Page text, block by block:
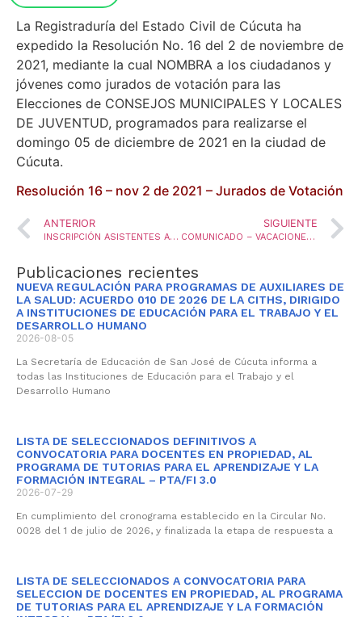
La Registraduría del Estado Civil de Cúcuta ha
expedido la Resolución No. 16 del 2 de noviembre de
2021, mediante la cual NOMBRA a los ciudadanos y
jóvenes como jurados de votación para las
Elecciones de CONSEJOS MUNICIPALES Y LOCALES
DE JUVENTUD, programados para realizarse el
domingo 05 de diciembre de 2021 en la ciudad de
Cúcuta.
Resolución 16 – nov 2 de 2021 – Jurados de Votación
ANTERIOR
INSCRIPCIÓN ASISTENTES AL XIII FORO DE INVESTIGACIÓN PEDAGÓGICA Y EDUCACIÓN RURAL
SIGUIENTE
COMUNICADO – VACACIONES DE SUPERVISORES EN EDUCACIÓN
Publicaciones recientes
NUEVA REGULACIÓN PARA PROGRAMAS DE AUXILIARES DE
LA SALUD: ACUERDO 010 DE 2026 DE LA CITHS, DIRIGIDO
A INSTITUCIONES DE EDUCACIÓN PARA EL TRABAJO Y EL
DESARROLLO HUMANO
2026-08-05
La Secretaría de Educación de San José de Cúcuta informa a
todas las Instituciones de Educación para el Trabajo y el
Desarrollo Humano
LISTA DE SELECCIONADOS DEFINITIVOS A
CONVOCATORIA PARA DOCENTES EN PROPIEDAD, AL
PROGRAMA DE TUTORIAS PARA EL APRENDIZAJE Y LA
FORMACIÓN INTEGRAL – PTA/FI 3.0
2026-07-29
En cumplimiento del cronograma establecido en la Circular No.
0028 del 1 de julio de 2026, y finalizada la etapa de respuesta a
LISTA DE SELECCIONADOS A CONVOCATORIA PARA
SELECCION DE DOCENTES EN PROPIEDAD, AL PROGRAMA
DE TUTORIAS PARA EL APRENDIZAJE Y LA FORMACIÓN